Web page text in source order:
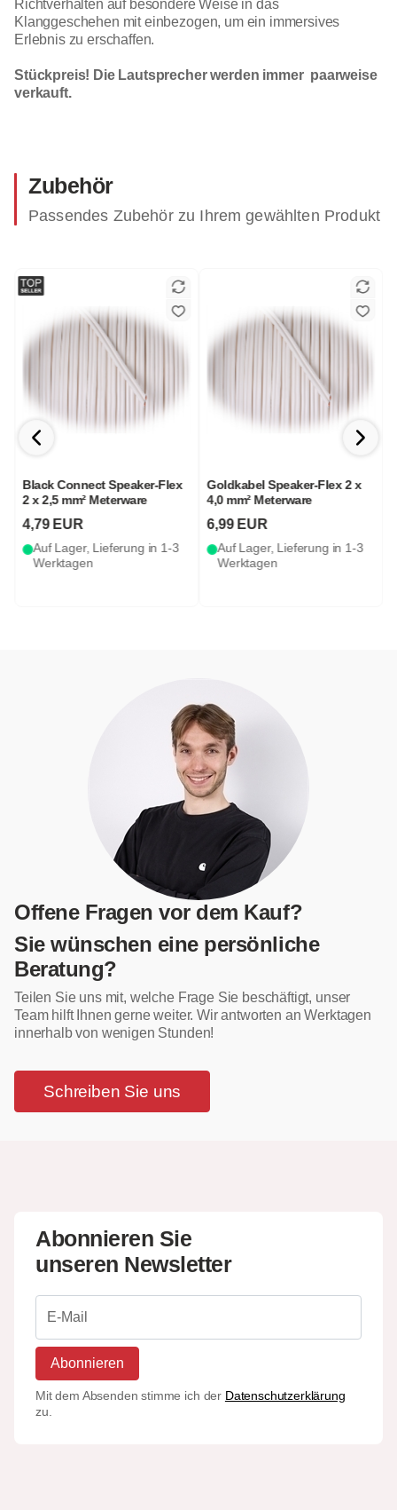
Richtverhalten auf besondere Weise in das
Klanggeschehen mit einbezogen, um ein immersives
Erlebnis zu erschaffen.
Stückpreis! Die Lautsprecher werden immer paarweise
verkauft.
Zubehör
Passendes Zubehör zu Ihrem gewählten Produkt
Black Connect Speaker-Flex
2 x 2,5 mm² Meterware
4,79 EUR
Auf Lager, Lieferung in 1-3
Werktagen
Goldkabel Speaker-Flex 2 x
4,0 mm² Meterware
6,99 EUR
Auf Lager, Lieferung in 1-3
Werktagen
Offene Fragen vor dem Kauf?
Sie wünschen eine persönliche
Beratung?
Teilen Sie uns mit, welche Frage Sie beschäftigt, unser
Team hilft Ihnen gerne weiter. Wir antworten an Werktagen
innerhalb von wenigen Stunden!
Schreiben Sie uns
Abonnieren Sie
unseren Newsletter
Abonnieren
Mit dem Absenden stimme ich der Datenschutzerklärung
zu.